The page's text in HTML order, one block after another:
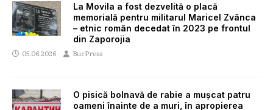
La Movila a fost dezvelită o placă
memorială pentru militarul Maricel Zvânca
– etnic român decedat în 2023 pe frontul
din Zaporojia
05.06.2026 BucPress
O pisică bolnavă de rabie a mușcat patru
oameni înainte de a muri, în apropierea